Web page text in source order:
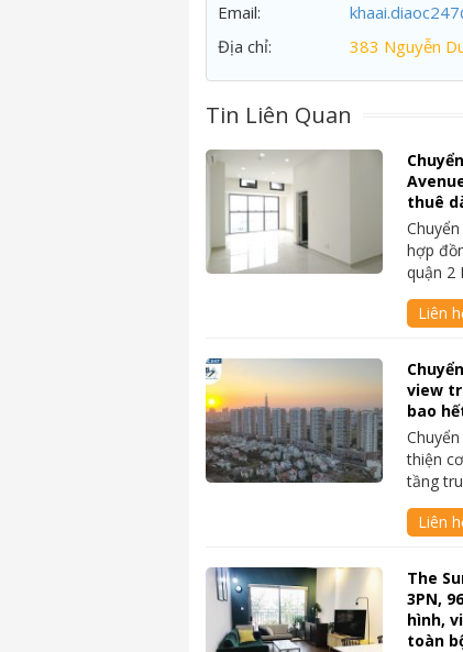
Email:
Địa chỉ:
383 Nguyễn
Tin Liên Quan
thuê
hợp
quận 2
Liên
view
bao
thiện
tầng
Liên
The
3PN,
hình,
toàn